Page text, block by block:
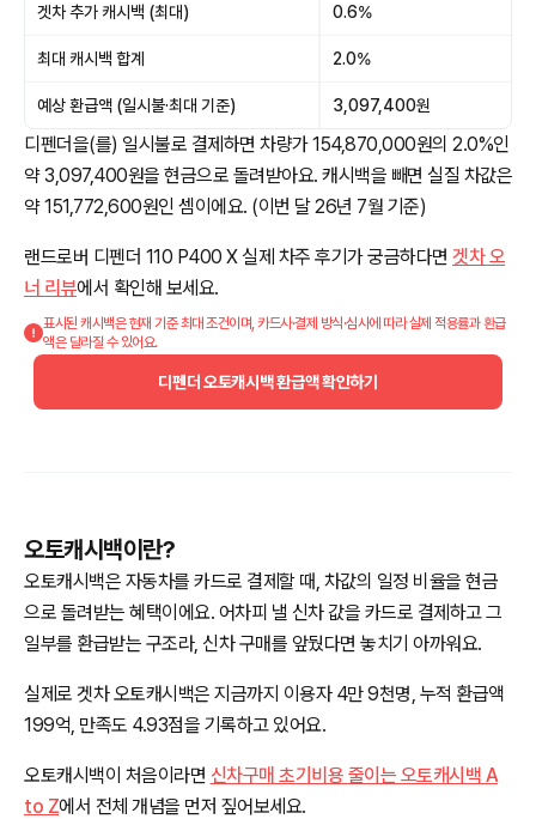
겟차 추가 캐시백 (최대) 0.6%
최대 캐시백 합계 2.0%
예상 환급액 (일시불·최대 기준) 3,097,400원
디펜더을(를) 일시불로 결제하면 차량가 154,870,000원의 2.0%인
약 3,097,400원을 현금으로 돌려받아요. 캐시백을 빼면 실질 차값은
약 151,772,600원인 셈이에요. (이번 달 26년 7월 기준)
랜드로버 디펜더 110 P400 X 실제 차주 후기가 궁금하다면 겟차 오
너 리뷰에서 확인해 보세요.
표시된 캐시백은 현재 기준 최대 조건이며, 카드사·결제 방식·심사에 따라 실제 적용률과 환급
액은 달라질 수 있어요.
디펜더 오토캐시백 환급액 확인하기
오토캐시백이란?
오토캐시백은 자동차를 카드로 결제할 때, 차값의 일정 비율을 현금
으로 돌려받는 혜택이에요. 어차피 낼 신차 값을 카드로 결제하고 그
일부를 환급받는 구조라, 신차 구매를 앞뒀다면 놓치기 아까워요.
실제로 겟차 오토캐시백은 지금까지 이용자 4만 9천명, 누적 환급액
199억, 만족도 4.93점을 기록하고 있어요.
오토캐시백이 처음이라면 신차구매 초기비용 줄이는 오토캐시백 A
to Z에서 전체 개념을 먼저 짚어보세요.